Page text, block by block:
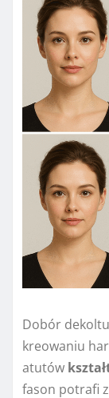
Dobór
kreowaniu
atutów
fason potrafi